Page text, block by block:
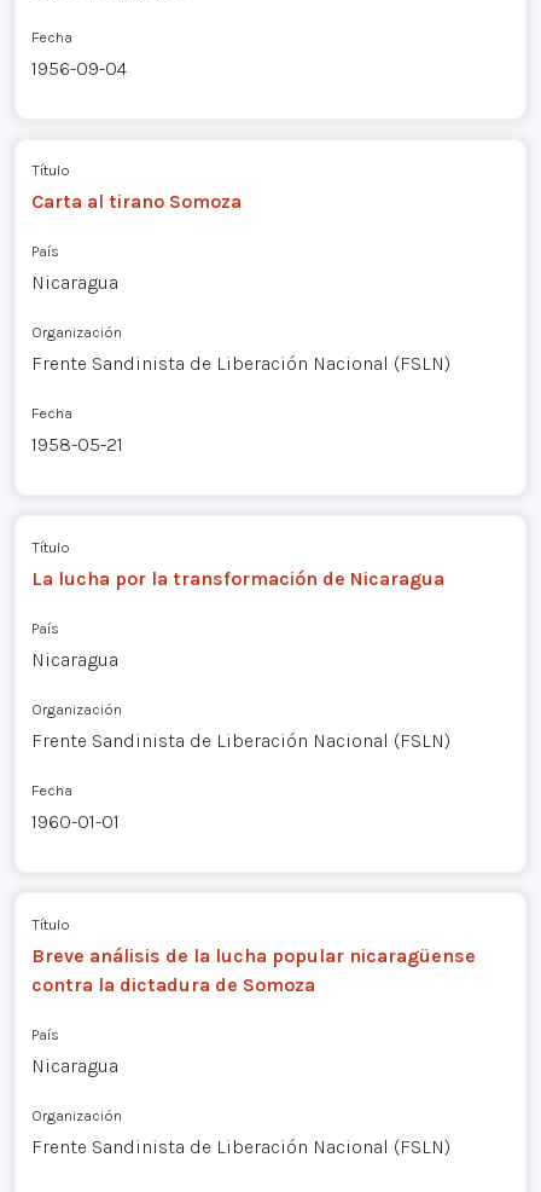
Fecha
1956-09-04
Título
Carta al tirano Somoza
País
Nicaragua
Organización
Frente Sandinista de Liberación Nacional (FSLN)
Fecha
1958-05-21
Título
La lucha por la transformación de Nicaragua
País
Nicaragua
Organización
Frente Sandinista de Liberación Nacional (FSLN)
Fecha
1960-01-01
Título
Breve análisis de la lucha popular nicaragüense
contra la dictadura de Somoza
País
Nicaragua
Organización
Frente Sandinista de Liberación Nacional (FSLN)